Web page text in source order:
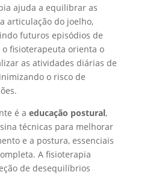
ajuda a equilibrar as
articulação do joelho,
futuros episódios de
fisioterapeuta orienta o
as atividades diárias de
o risco de
é a educação postural,
técnicas para melhorar
e a postura, essenciais
A fisioterapia
de desequilíbrios